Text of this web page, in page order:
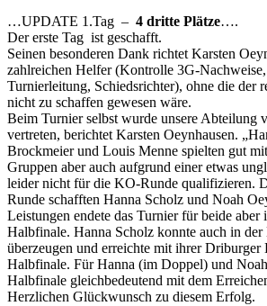
…UPDATE 1.Tag – 4 dritte Plätze….
Der erste Tag ist geschafft.
Seinen besonderen Dank richtet Karsten
zahlreichen Helfer (Kontrolle 3G-
Turnierleitung, Schiedsrichter), ohne die der
nicht zu schaffen gewesen wäre.
Beim Turnier selbst wurde unsere Abteilung
vertreten, berichtet Karsten Oeynhausen.
Brockmeier und Louis Menne spielten gut
Gruppen aber auch aufgrund einer etwas
leider nicht für die KO-Runde qualifizieren.
Runde schafften Hanna Scholz und Noah
Leistungen endete das Turnier für beide
Halbfinale. Hanna Scholz konnte auch in
überzeugen und erreichte mit ihrer Driburger
Halbfinale. Für Hanna (im Doppel) und
Halbfinale gleichbedeutend mit dem
Herzlichen Glückwunsch zu diesem Erfolg.